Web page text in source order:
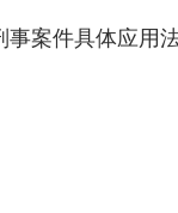
件具体应用法